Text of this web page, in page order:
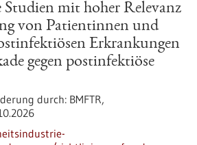
Studien mit hoher Relevanz
von Patientinnen und
Erkrankungen
gegen postinfektiöse
durch: BMFTR,